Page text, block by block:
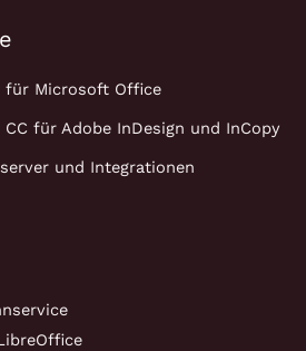
für Microsoft Office
für Adobe InDesign und InCopy
und Integrationen